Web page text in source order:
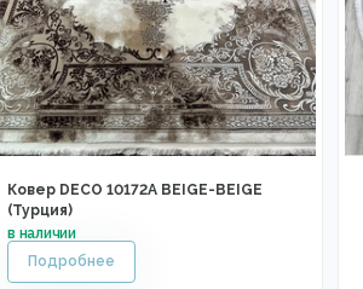
Ковер DECO 10172A BEIGE-BEIGE
(Турция)